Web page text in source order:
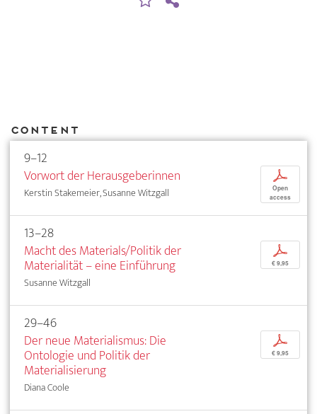
Content
9–12
Vorwort der Herausgeberinnen
Kerstin Stakemeier, Susanne Witzgall
p
Open
access
13–28
Macht des Materials/Politik der
Materialität – eine Einführung
Susanne Witzgall
p
€ 9,95
29–46
Der neue Materialismus: Die
Ontologie und Politik der
Materialisierung
Diana Coole
p
€ 9,95